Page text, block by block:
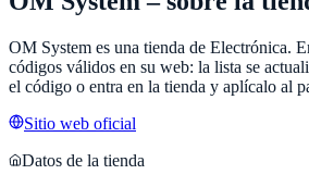
OM System es una tienda de Electrónica.
códigos válidos en su web: la lista se
el código o entra en la tienda y aplícalo al
Sitio web oficial
Datos de la tienda